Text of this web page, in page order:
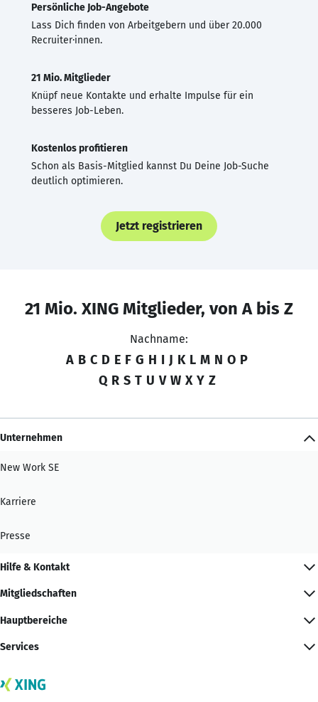
Persönliche Job-Angebote
Lass Dich finden von Arbeitgebern und über 20.000
Recruiter·innen.
21 Mio. Mitglieder
Knüpf neue Kontakte und erhalte Impulse für ein
besseres Job-Leben.
Kostenlos profitieren
Schon als Basis-Mitglied kannst Du Deine Job-Suche
deutlich optimieren.
Jetzt registrieren
21 Mio. XING Mitglieder, von A bis Z
Nachname:
A B C D E F G H I J K L M N O P
Q R S T U V W X Y Z
Unternehmen
New Work SE
Karriere
Presse
Hilfe & Kontakt
Mitgliedschaften
Hauptbereiche
Services